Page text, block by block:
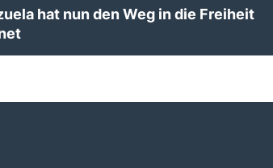
hat nun den Weg in die Freiheit